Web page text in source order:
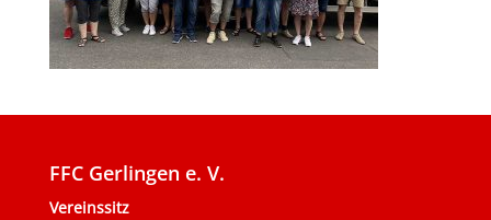
FFC Gerlingen e. V.
Vereinssitz